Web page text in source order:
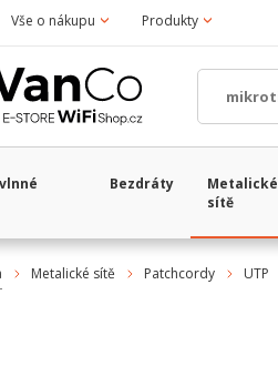
Vše o nákupu Produkty
Bezdráty
Metalické
sítě
Metalické sítě Patchcordy UTP